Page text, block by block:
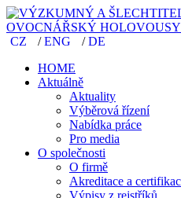
CZ /ENG /DE
HOME
Aktuálně
Aktuality
Výběrová řízení
Nabídka práce
Pro media
O společnosti
O firmě
Akreditace a
Výpisy z rejstříků